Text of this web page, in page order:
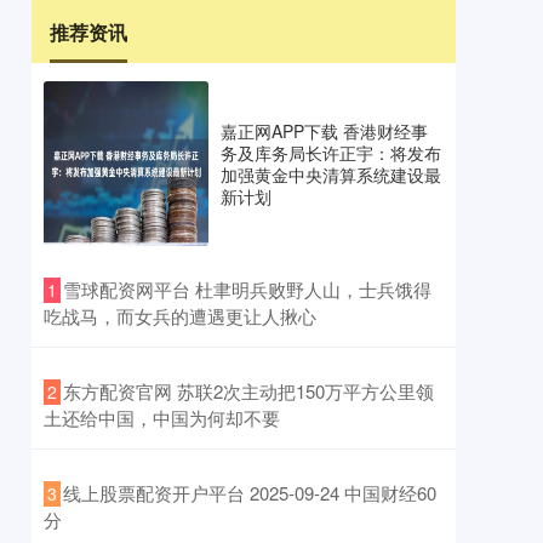
推荐资讯
嘉正网APP下载 香港财经事
务及库务局长许正宇：将发布
加强黄金中央清算系统建设最
新计划
1 ​雪球配资网平台 杜聿明兵败野人山，士兵饿得
吃战马，而女兵的遭遇更让人揪心
2 ​东方配资官网 苏联2次主动把150万平方公里领
土还给中国，中国为何却不要
3 ​线上股票配资开户平台 2025-09-24 中国财经60
分